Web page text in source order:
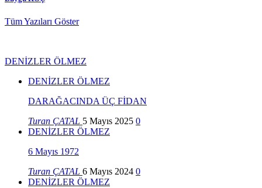
Tüm Yazıları Göster
DENİZLER ÖLMEZ
DENİZLER ÖLMEZ
DARAĞACINDA ÜÇ FİDAN
Turan ÇATAL 5 Mayıs 2025 0
DENİZLER ÖLMEZ
6 Mayıs 1972
Turan ÇATAL 6 Mayıs 2024 0
DENİZLER ÖLMEZ